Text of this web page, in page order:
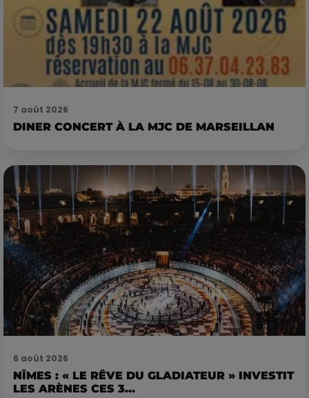
7 août 2026
DINER CONCERT À LA MJC DE MARSEILLAN
6 août 2026
NÎMES : « LE RÊVE DU GLADIATEUR » INVESTIT
LES ARÈNES CES 3...